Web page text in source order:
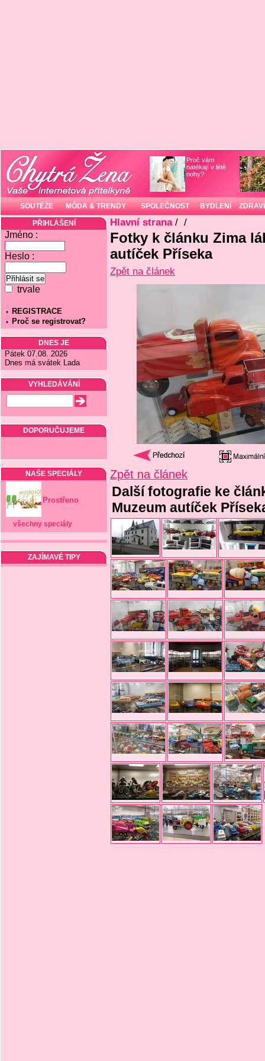
Proč vám
natékají v létě
nohy?
SOUTĚŽE MÓDA & TRENDY SPOLEČNOST BYDLENÍ ZDRAVÍ
PŘIHLÁŠENÍ
Jméno :
Heslo :
trvale
REGISTRACE
Proč se registrovat?
DNES JE
Pátek 07.08. 2026
Dnes má svátek Lada
VYHLEDÁVÁNÍ
DOPORUČUJEME
NAŠE SPECIÁLY
Prostřeno
všechny speciály
ZAJÍMAVÉ TIPY
Hlavní strana/ /
Fotky k článku Zima
autíček Příseka
Zpět na článek
Zpět na článek
Další fotografie ke
Muzeum autíček